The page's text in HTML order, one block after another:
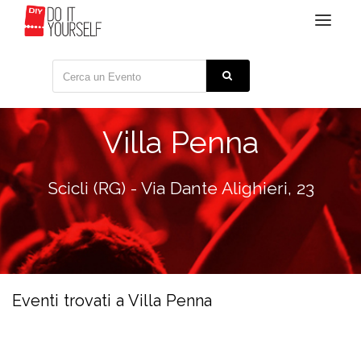
Toggle
Villa Penna
Scicli (RG) - Via Dante Alighieri, 23
Eventi trovati a Villa Penna